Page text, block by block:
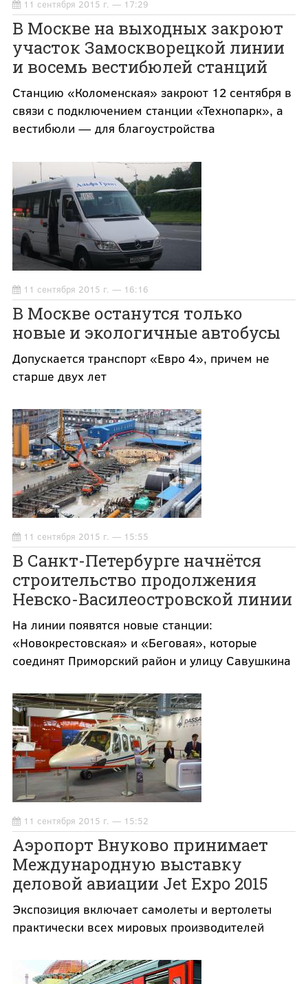
11 сентября 2015 г. — 17:29
В Москве на выходных закроют
участок Замоскворецкой линии
и восемь вестибюлей станций
Станцию «Коломенская» закроют 12 сентября в
связи с подключением станции «Технопарк», а
вестибюли — для благоустройства
11 сентября 2015 г. — 16:16
В Москве останутся только
новые и экологичные автобусы
Допускается транспорт «Евро 4», причем не
старше двух лет
11 сентября 2015 г. — 15:55
В Санкт-Петербурге начнётся
строительство продолжения
Невско-Василеостровской линии
На линии появятся новые станции:
«Новокрестовская» и «Беговая», которые
соединят Приморский район и улицу Савушкина
11 сентября 2015 г. — 15:52
Аэропорт Внуково принимает
Международную выставку
деловой авиации Jet Expo 2015
Экспозиция включает самолеты и вертолеты
практически всех мировых производителей